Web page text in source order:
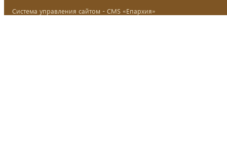
Система управления сайтом - CMS «Епархия»